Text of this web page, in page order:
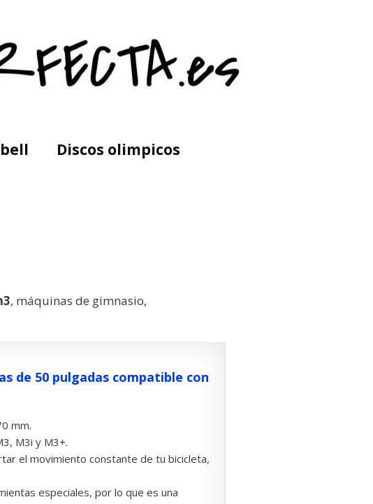
Discos olimpicos
, máquinas de gimnasio,
de 50 pulgadas compatible con
mm.
M3i y M3+.
el movimiento constante de tu bicicleta,
especiales, por lo que es una